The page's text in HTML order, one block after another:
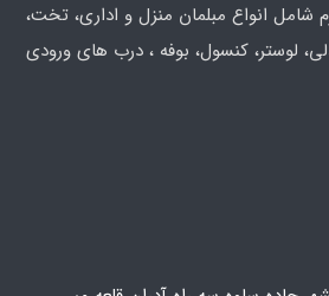
شامل انواع مبلمان منزل و اداری، تخت،
لوستر، کنسول، بوفه ، درب های ورودی